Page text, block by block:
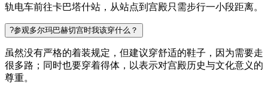
轨电车前往卡巴塔什站，从站点到宫殿只需步行一小段距离。
?参观多尔玛巴赫切宫时我该穿什么？
虽然没有严格的着装规定，但建议穿舒适的鞋子，因为需要走
很多路；同时也要穿着得体，以表示对宫殿历史与文化意义的
尊重。